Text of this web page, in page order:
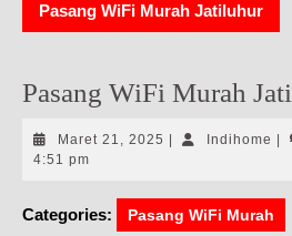
Pasang WiFi Murah Jatiluhur
Pasang WiFi Murah
Maret 21, 2025 Maret
Indihome
4:51 pm
Categories: Pasang WiFi Murah